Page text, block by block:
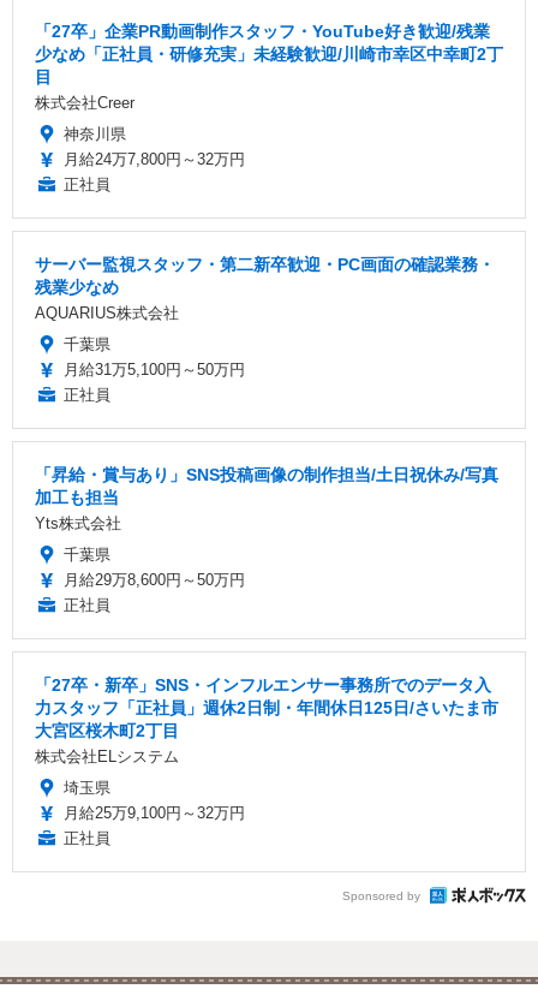
「27卒」企業PR動画制作スタッフ・YouTube好き歓迎/残業
少なめ「正社員・研修充実」未経験歓迎/川崎市幸区中幸町2丁
目
株式会社Creer
神奈川県
月給24万7,800円～32万円
正社員
サーバー監視スタッフ・第二新卒歓迎・PC画面の確認業務・
残業少なめ
AQUARIUS株式会社
千葉県
月給31万5,100円～50万円
正社員
「昇給・賞与あり」SNS投稿画像の制作担当/土日祝休み/写真
加工も担当
Yts株式会社
千葉県
月給29万8,600円～50万円
正社員
「27卒・新卒」SNS・インフルエンサー事務所でのデータ入
力スタッフ「正社員」週休2日制・年間休日125日/さいたま市
大宮区桜木町2丁目
株式会社ELシステム
埼玉県
月給25万9,100円～32万円
正社員
Sponsored by